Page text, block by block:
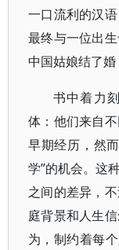
一口流利的汉
最终与一位出
中国姑娘结了婚
书中着力
体：他们来自
早期经历，然
学”的机会。这
之间的差异，
庭背景和人生
为，制约着每